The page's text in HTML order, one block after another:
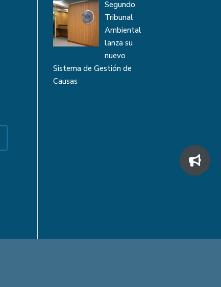
Segundo
Tribunal
Ambiental
lanza su
nuevo
Sistema de Gestión de
Causas